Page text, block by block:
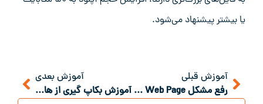
یا بیشتر پیشنهاد می‌شود.
آموزش قبلی
رفع مشکل Default Web Page
آموزش بعدی
آموزش بکاپ گیری از هاست سی پنل